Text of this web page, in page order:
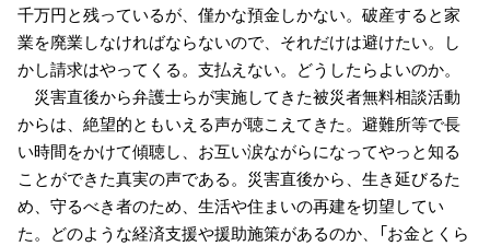
千万円と残っているが、僅かな預金しかない。破産すると家
業を廃業しなければならないので、それだけは避けたい。し
かし請求はやってくる。支払えない。どうしたらよいのか。
災害直後から弁護士らが実施してきた被災者無料相談活動
からは、絶望的ともいえる声が聴こえてきた。避難所等で長
い時間をかけて傾聴し、お互い涙ながらになってやっと知る
ことができた真実の声である。災害直後から、生き延びるた
め、守るべき者のため、生活や住まいの再建を切望してい
た。どのような経済支援や援助施策があるのか、「お金とくら